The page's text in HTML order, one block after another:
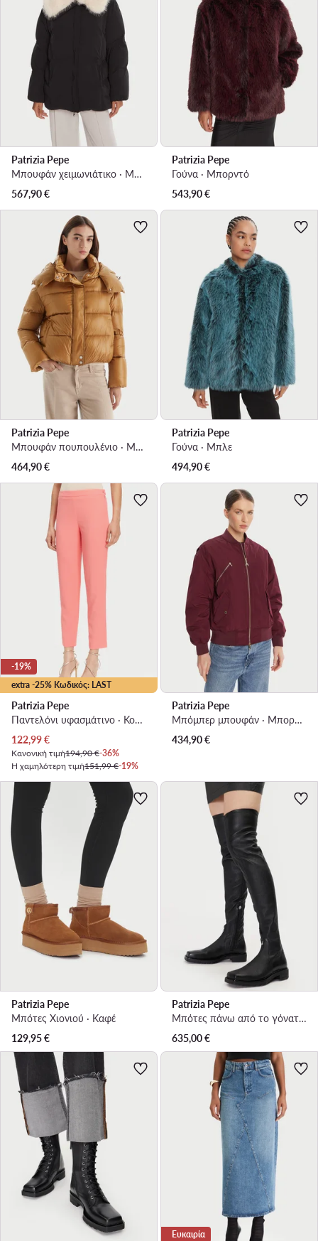
Patrizia Pepe
Μπουφάν χειμωνιάτικο · Μαύρο
567,90€
Patrizia Pepe
Γούνα · Μπορντό
543,90€
Patrizia Pepe
Μπουφάν πουπουλένιο · Μπεζ
464,90€
Patrizia Pepe
Γούνα · Μπλε
494,90€
extra -25% Κωδικός: LAST
-19%
Patrizia Pepe
Παντελόνι υφασμάτινο · Κοραλλί · Regular Fit
Τρέχουσα τιμή
122,99€
Κανονική τιμή194,90 €-36%
Η χαμηλότερη τιμή151,99 €-19%
Patrizia Pepe
Μπόμπερ μπουφάν · Μπορντό
434,90€
Patrizia Pepe
Μπότες Χιονιού · Καφέ
129,95€
Patrizia Pepe
Μπότες πάνω από το γόνατο · Μαύρο
635,00€
Ευκαιρία